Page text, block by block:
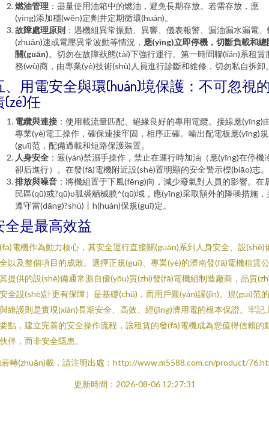
燃油管理 ：盡量使用油箱中的燃油，避免長期存放。若需存放，應
(yīng)添加穩(wěn)定劑并定期循環(huán)。
故障處理原則 ：遇機組異常振動、異響、儀表報警、漏油漏水漏電、
(zhuǎn)速或電壓異常波動等情況， 應(yīng)立即停機，切斷負載和總
關(guān)。切勿在故障狀態(tài)下強行運行。第一時間聯(lián)系租賃
務(wù)商，由專業(yè)技術(shù)人員進行診斷和維修，切勿私自拆卸
、用電安全與環(huán)境保護：不可忽視
(zé)任
電纜與連接 ：使用載流量匹配、絕緣良好的專用電纜。接線應(yīng)
專業(yè)電工操作，確保連接牢固，相序正確。輸出配電板應(yīng)規
(guī)范，配備過載和短路保護裝置。
人身安全 ：嚴(yán)禁濕手操作，禁止在運行時加油（應(yīng)在停機
卻后進行）。在發(fā)電機附近設(shè)置明顯的安全警示標(biāo)志。
排放與噪音 ：將機組置于下風(fēng)向，減少廢氣對人員的影響。在
民區(qū)或?qū)υ胍裘舾械膮^(qū)域，應(yīng)采取額外的降噪措施，
遵守當(dāng)?shù)丨h(huán)保規(guī)定。
全是最高效益
電機作為動力核心，其安全運行直接關(guān)系到人身安全、設(shè)
以及整個項目的成敗。選擇正規(guī)、專業(yè)的濟南發(fā)電機租賃
提供的設(shè)備通常源自優(yōu)質(zhì)發(fā)電機組制造廠商，品質
全設(shè)計更有保障）是基礎(chǔ)，而用戶嚴(yán)謹(jǐn)、規(guī)范
維護則是實現(xiàn)長期安全、高效、經(jīng)濟用電的根本保證。牢記
點，建立完善的安全操作流程，讓租賃的發(fā)電機成為您值得信賴的
伴，而非安全隱患。
轉(zhuǎn)載，請注明出處：http://www.m5588.com.cn/product/
更新時間：2026-08-06 12:27:31